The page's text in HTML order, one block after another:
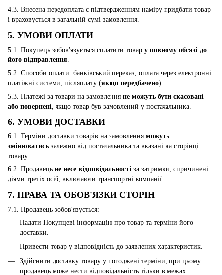
4.3. Внесена передоплата є підтвердженням наміру придбати товар
і враховується в загальній сумі замовлення.
5. УМОВИ ОПЛАТИ
5.1. Покупець зобов'язується сплатити товар у повному обсязі до
його відправлення
5.2. Способи оплати: банківський переказ, оплата через електронні
платіжні системи, післяплату (якщо передбачено).
5.3. Платежі за товари на замовлення не можуть бути скасовані
або повернені , якщо товар був замовлений у постачальника.
6. УМОВИ ДОСТАВКИ
6.1. Терміни доставки товарів на замовлення можуть
змінюватись залежно від постачальника та вказані на сторінці
товару.
6.2. Продавець не несе відповідальності за затримки, спричинені
діями третіх осіб, включаючи транспортні компанії.
7. ПРАВА ТА ОБОВ'ЯЗКИ СТОРІН
7.1. Продавець зобов'язується:
Надати Покупцеві інформацію про товар та терміни його
доставки.
Привести товар у відповідність до заявлених характеристик.
Здійснити доставку товару у погоджені терміни, при цьому
продавець може нести відповідальність тільки в межах